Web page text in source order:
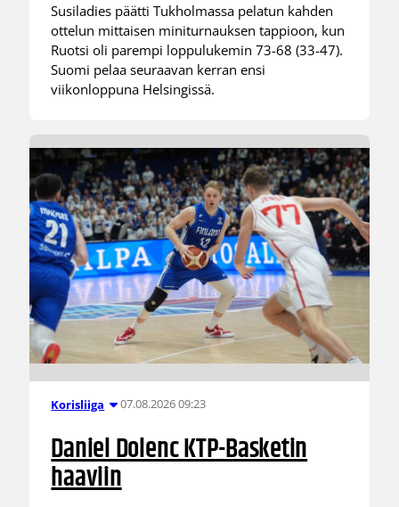
Susiladies päätti Tukholmassa pelatun kahden
ottelun mittaisen miniturnauksen tappioon, kun
Ruotsi oli parempi loppulukemin 73-68 (33-47).
Suomi pelaa seuraavan kerran ensi
viikonloppuna Helsingissä.
Korisliiga 07.08.2026 09:23
Daniel Dolenc KTP-Basketin
haaviin